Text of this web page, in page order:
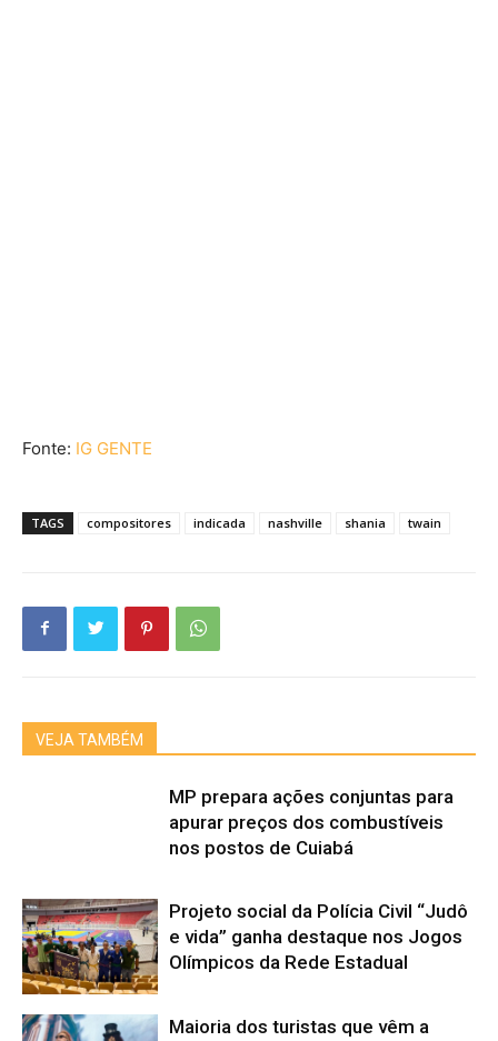
Fonte: IG GENTE
TAGS compositores indicada nashville shania twain
VEJA TAMBÉM
MP prepara ações conjuntas para
apurar preços dos combustíveis
nos postos de Cuiabá
Projeto social da Polícia Civil “Judô
e vida” ganha destaque nos Jogos
Olímpicos da Rede Estadual
Maioria dos turistas que vêm a